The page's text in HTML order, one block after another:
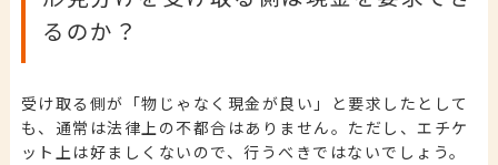
るのか？
受け取る側が「物じゃなく現金が良い」と要求したとして
も、通常は法律上の不都合はありません。 ただし、エチケ
ット上は好ましくないので、行うべきではないでしょう。